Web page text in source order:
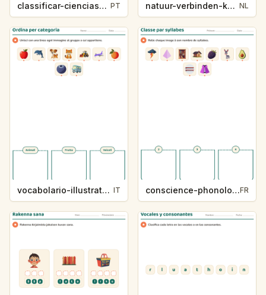
classificar-ciencias-k214-5 PT natuur-verbinden-k213-5 NL
vocabolario-illustrato-k235-5 IT conscience-phonologique-k234-5FR